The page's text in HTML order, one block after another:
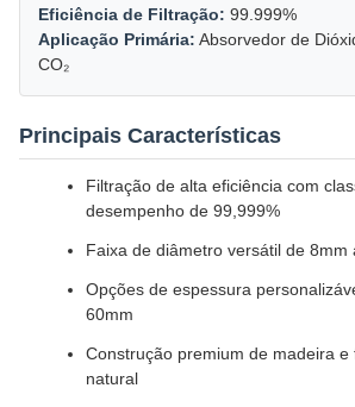
Eficiência de Filtração: 99.999%
Aplicação Primária: Absorvedor de
CO₂
Principais Características
Filtração de alta eficiência com
desempenho de 99,999%
Faixa de diâmetro versátil de 8mm
Opções de espessura
60mm
Construção premium de madeira
natural